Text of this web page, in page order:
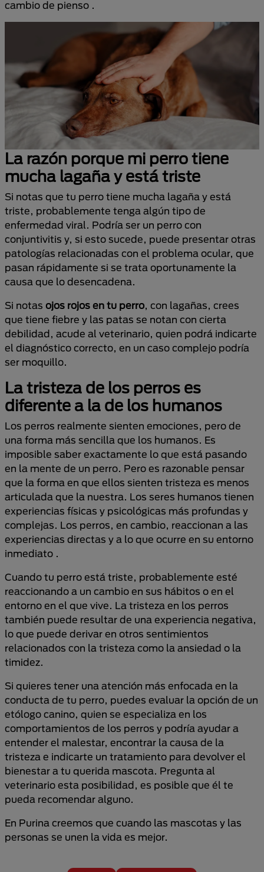
cambio de pienso .
La razón porque mi perro tiene
mucha lagaña y está triste
Si notas que tu perro tiene mucha lagaña y está
triste, probablemente tenga algún tipo de
enfermedad viral. Podría ser un perro con
conjuntivitis y, si esto sucede, puede presentar otras
patologías relacionadas con el problema ocular, que
pasan rápidamente si se trata oportunamente la
causa que lo desencadena.
Si notas ojos rojos en tu perro, con lagañas, crees
que tiene fiebre y las patas se notan con cierta
debilidad, acude al veterinario, quien podrá indicarte
el diagnóstico correcto, en un caso complejo podría
ser moquillo.
La tristeza de los perros es
diferente a la de los humanos
Los perros realmente sienten emociones, pero de
una forma más sencilla que los humanos. Es
imposible saber exactamente lo que está pasando
en la mente de un perro. Pero es razonable pensar
que la forma en que ellos sienten tristeza es menos
articulada que la nuestra. Los seres humanos tienen
experiencias físicas y psicológicas más profundas y
complejas. Los perros, en cambio, reaccionan a las
experiencias directas y a lo que ocurre en su entorno
inmediato .
Cuando tu perro está triste, probablemente esté
reaccionando a un cambio en sus hábitos o en el
entorno en el que vive. La tristeza en los perros
también puede resultar de una experiencia negativa,
lo que puede derivar en otros sentimientos
relacionados con la tristeza como la ansiedad o la
timidez.
Si quieres tener una atención más enfocada en la
conducta de tu perro, puedes evaluar la opción de un
etólogo canino, quien se especializa en los
comportamientos de los perros y podría ayudar a
entender el malestar, encontrar la causa de la
tristeza e indicarte un tratamiento para devolver el
bienestar a tu querida mascota. Pregunta al
veterinario esta posibilidad, es posible que él te
pueda recomendar alguno.
En Purina creemos que cuando las mascotas y las
personas se unen la vida es mejor.